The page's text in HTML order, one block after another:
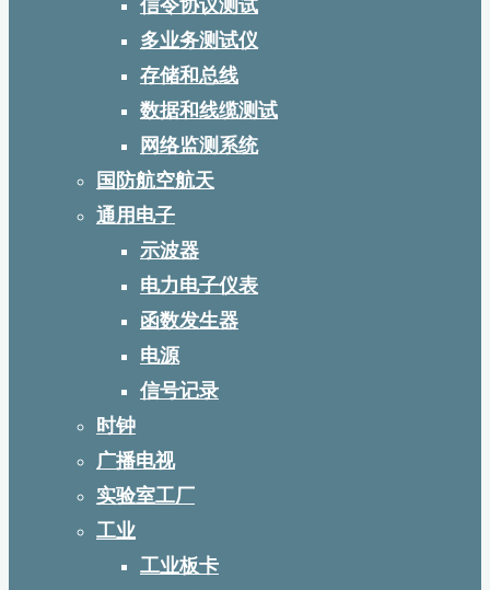
多业务测试仪
存储和总线
数据和线缆测试
网络监测系统
国防航空航天
通用电子
示波器
电力电子仪表
函数发生器
电源
信号记录
时钟
广播电视
实验室工厂
工业
工业板卡